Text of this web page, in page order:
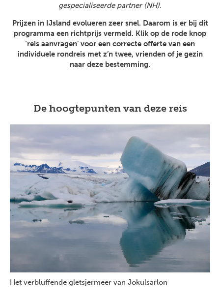
gespecialiseerde partner (NH).
Prijzen in IJsland evolueren zeer snel. Daarom is er bij dit
programma een richtprijs vermeld. Klik op de rode knop
‘reis aanvragen’ voor een correcte offerte van een
individuele rondreis met z’n twee, vrienden of je gezin
naar deze bestemming.
De hoogtepunten van deze reis
Het verbluffende gletsjermeer van Jokulsarlon